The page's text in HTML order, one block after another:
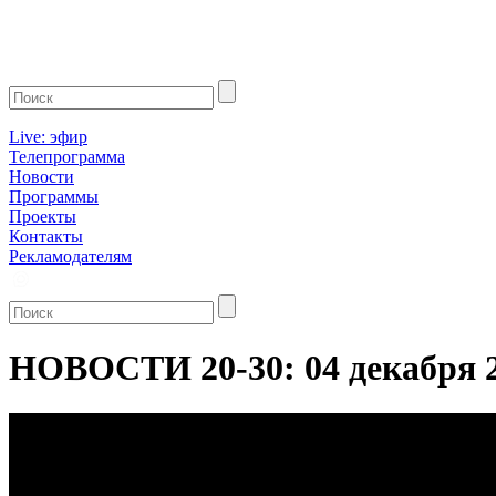
Live: эфир
Телепрограмма
Новости
Программы
Проекты
Контакты
Рекламодателям
НОВОСТИ 20-30: 04 декабря